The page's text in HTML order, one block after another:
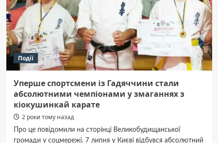
з
Полтавщини
Події
Уперше спортсмени із Гадяччини стали
абсолютними чемпіонами у змаганнях з
кіокушинкай карате
2 роки тому назад
Про це повідомили на сторінці Великобудищанської
громади у соцмережі. 7 липня у Києві відбувся абсолютний